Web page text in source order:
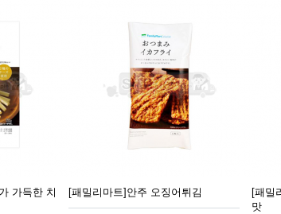
가득한 치
[패밀리마트]안주 오징어튀김
[패밀
맛